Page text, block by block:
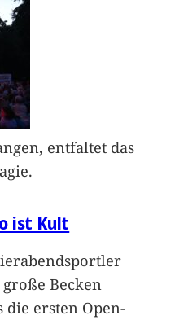
entfaltet das
ist Kult
Becken
ersten Open-